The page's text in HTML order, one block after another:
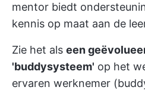
mentor biedt
kennis op maat aan de
Zie het als een
'buddysysteem' op het
ervaren werknemer